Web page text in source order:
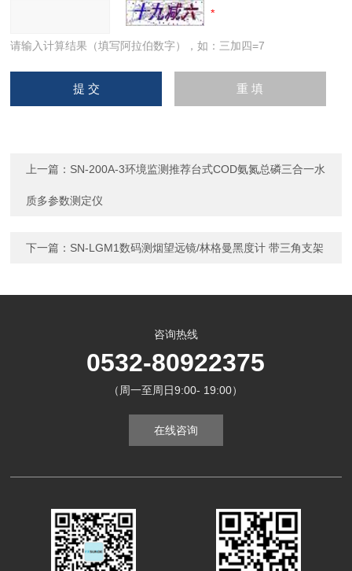
请输入计算结果（填写阿拉伯数字），如：三加四=7
上一篇： SN-200A-3环境监测推荐台式COD氨氮总磷三合一水
质多参数测定仪
下一篇： SN-LGM1数码测烟望远镜/林格曼黑度计 带三角支架
咨询热线
0532-80922375
（周一至周日9:00- 19:00）
在线咨询